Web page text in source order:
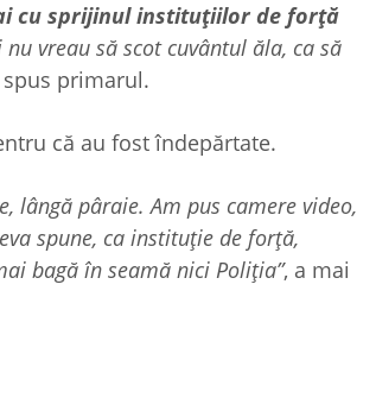
cu sprijinul instituțiilor de forță
vreau să scot cuvântul ăla, ca să
spus primarul.
că au fost îndepărtate.
lângă pâraie. Am pus camere video,
spune, ca instituție de forță,
bagă în seamă nici Poliția”, a mai